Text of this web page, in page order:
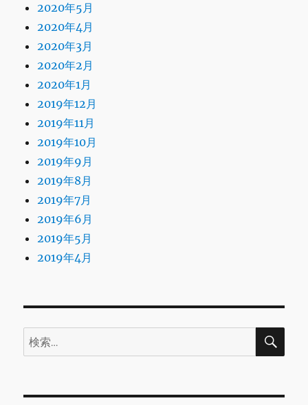
2020年5月
2020年4月
2020年3月
2020年2月
2020年1月
2019年12月
2019年11月
2019年10月
2019年9月
2019年8月
2019年7月
2019年6月
2019年5月
2019年4月
検
索:
検